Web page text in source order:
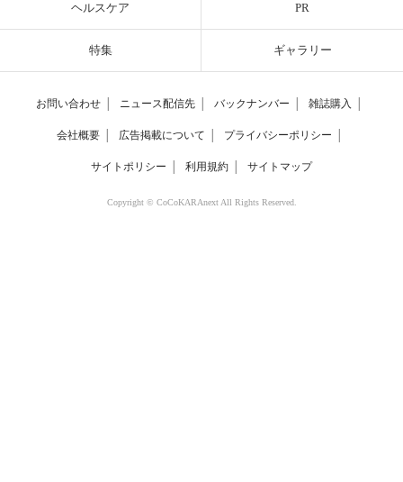
ヘルスケア PR
特集 ギャラリー
お問い合わせ ニュース配信先 バックナンバー 雑誌購入
会社概要 広告掲載について プライバシーポリシー
サイトポリシー 利用規約 サイトマップ
Copyright © CoCoKARAnext All Rights Reserved.